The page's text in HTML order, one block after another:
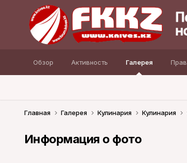
Обзор Активность Галерея
Главная Галерея Кулинария Кулинария
Информация о фото